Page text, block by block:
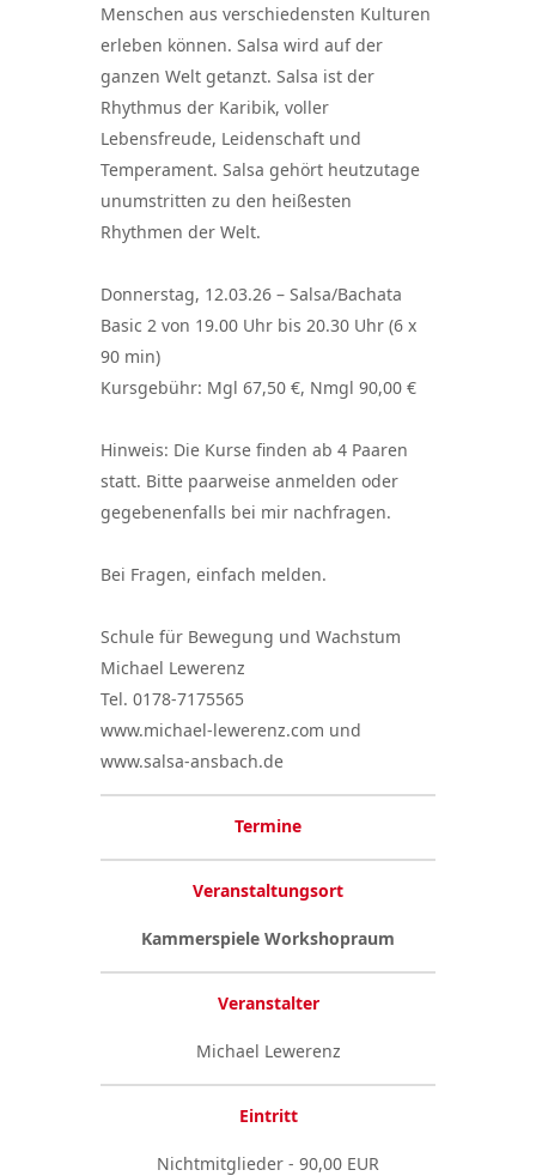
Menschen aus verschiedensten Kulturen
erleben können. Salsa wird auf der
ganzen Welt getanzt. Salsa ist der
Rhythmus der Karibik, voller
Lebensfreude, Leidenschaft und
Temperament. Salsa gehört heutzutage
unumstritten zu den heißesten
Rhythmen der Welt.
Donnerstag, 12.03.26 – Salsa/Bachata
Basic 2 von 19.00 Uhr bis 20.30 Uhr (6 x
90 min)
Kursgebühr: Mgl 67,50 €, Nmgl 90,00 €
Hinweis: Die Kurse finden ab 4 Paaren
statt. Bitte paarweise anmelden oder
gegebenenfalls bei mir nachfragen.
Bei Fragen, einfach melden.
Schule für Bewegung und Wachstum
Michael Lewerenz
Tel. 0178-7175565
www.michael-lewerenz.com und
www.salsa-ansbach.de
Termine
Veranstaltungsort
Kammerspiele Workshopraum
Veranstalter
Michael Lewerenz
Eintritt
Nichtmitglieder - 90,00 EUR